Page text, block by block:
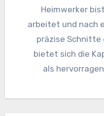
Heimwerker
arbeitet und nach
präzise Schnitte
bietet sich die
als